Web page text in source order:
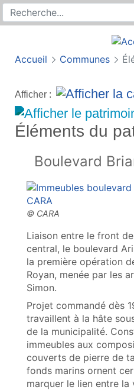
Recherche sur le site
Rechercher
Accueil Communes
Afficher :
Éléments du
Boulevard
Liaison entre le front
central, le boulevard
la première opération
Royan, menée par les
Simon.
Projet commandé dès
travaillent à la hâte
de la municipalité.
immeubles aux
couverts de pierre de
fonds marins ornent
marquer le lien entre la